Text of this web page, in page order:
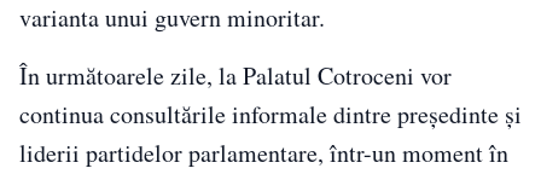
varianta unui guvern minoritar.
În următoarele zile, la Palatul Cotroceni vor
continua consultările informale dintre președinte și
liderii partidelor parlamentare, într-un moment în